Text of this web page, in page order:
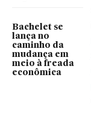
Bachelet se
lança no
caminho da
mudança em
meio à freada
econômica